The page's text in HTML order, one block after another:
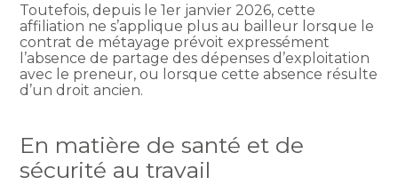
Toutefois, depuis le 1er janvier 2026, cette
affiliation ne s’applique plus au bailleur lorsque le
contrat de métayage prévoit expressément
l’absence de partage des dépenses d’exploitation
avec le preneur, ou lorsque cette absence résulte
d’un droit ancien.
En matière de santé et de
sécurité au travail